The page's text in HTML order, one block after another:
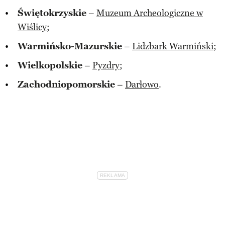
Świętokrzyskie– Muzeum Archeologiczne w
Wiślicy;
Warmińsko-Mazurskie– Lidzbark Warmiński;
Wielkopolskie– Pyzdry;
Zachodniopomorskie– Darłowo.